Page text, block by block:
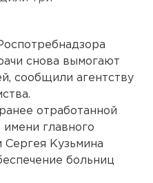
снова вымогают
сообщили агентству
отработанной
главного
Сергея Кузьмина
больниц